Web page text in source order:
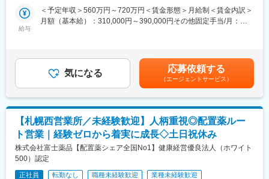
す
帯広は「北日本支店」への配属となり、支店長1名、営業担当者3
1963年に発売された活性生菌製剤「ビオスリー」をはじめ腸内細
菌のバランスを整え健康を維持する数々の医薬品を菌の培養から
製剤化まで一貫した品質重視の生産体制により開発・製造してい
ビオスリーとは乳酸菌、酪酸菌、糖化菌から構成される菌です。
ビオスリーを配合した製品は、医療用医薬品、一般用医薬品、健
康食品原料、動物用医薬品、混合飼料、水産用混合飼料などさま
ざまの分野に利用されています。今後は医薬品のみならず、農業
などの新しい市場への進出拡大を目指しています。
変更の範囲：会社の定める業務
打ち合わせ等）
・販売代理店や特約店との同行訪問、関係性の構築
・データやエビデンスに基づく製品効果のプレゼンテーション
・学会やセミナーの企画および参加（ブース展示など）
≪訪問先例≫
・関係機関：JA・官公庁など
■営業スタイル：
各支店または駐在地から、特約代理店・獣医師・生産者（養牛・
養豚・養鶏・水産）を訪問し「ビオスリー」を中心とした製品を
給与
＜予定年収＞560万円～720万円＜賃金形態＞月給制＜賃金内訳＞
月額（基本給）：310,000円～390,000円その他固定手当/月：
応じて決定します。賃金はあくまでも目安の金額であり、選考を
通じて上下する可能性があります。月給(月額)は固定手当を含めた
気になる 応募依頼する
（エージェントサービス）
【札幌西営業所／未経験歓迎】人柄重視◎配置薬ルー
ト営業｜経験ゼロから着実に成長◇土日祝休み
株式会社富士薬品【配置薬シェア全国No1】健康経営優良法人（ホワイト
500）認定
正社員 転勤なし 職種未経験歓迎 業種未経験歓迎